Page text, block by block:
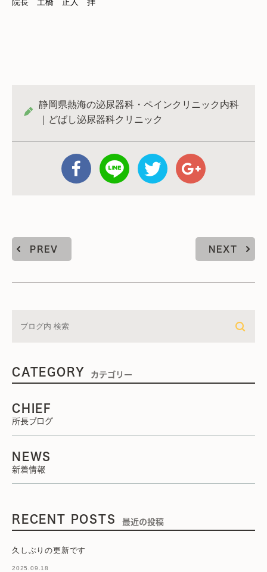
院長 土橋 正人 拝
静岡県熱海の泌尿器科・ペインクリニック内科
｜どばし泌尿器科クリニック
PREV NEXT
CATEGORY カテゴリー
CHIEF
所長ブログ
NEWS
新着情報
RECENT POSTS 最近の投稿
久しぶりの更新です
2025.09.18